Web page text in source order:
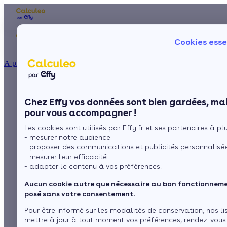
Cookies
Chez Effy vos données sont bien gardées,
pour vous accompagner !
Les cookies sont utilisés par Effy.fr et ses partenaires à
- mesurer notre audience
- proposer des communications et publicités
- mesurer leur efficacité
- adapter le contenu à vos préférences.
Aucun cookie autre que nécessaire au bon
posé sans votre consentement.
Pour être informé sur les modalités de conservation, nos
mettre à jour à tout moment vos préférences, rendez-
À propos
Ma Prime Rénov'
Le chèque énergie
La TVA réduite
L'éco-prêt à taux zéro
Trouver mes aides
Nos conseils
Sol
Fenêtres
Aides financières et
subventions pour les
économies d'énergie
dans les Bouches-du-
Rhône
par
L’équipe de rédaction